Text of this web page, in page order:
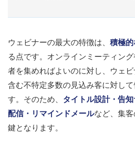
ウェビナーの最大の特徴は、 積極
る点です。オンラインミーティン
者を集めればよいのに対し、ウェ
含む不特定多数の見込み客に対し
す。そのため、 タイトル設計・告
配信・リマインドメールなど、集
鍵となります。